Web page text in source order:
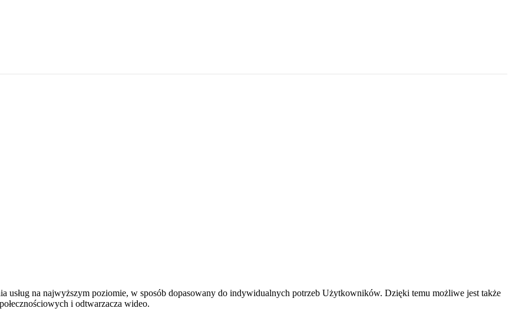
usług na najwyższym poziomie, w sposób dopasowany do indywidualnych potrzeb Użytkowników. Dzięki temu możliwe jest także
i odtwarzacza wideo.